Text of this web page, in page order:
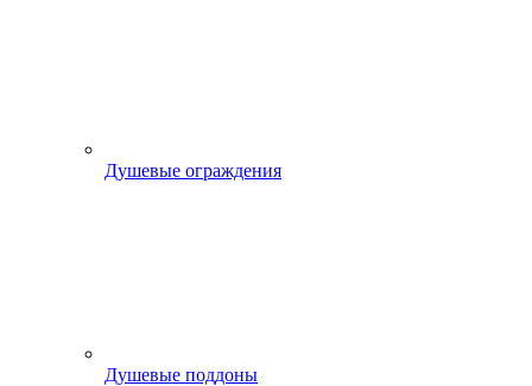
Душевые ограждения
Душевые поддоны